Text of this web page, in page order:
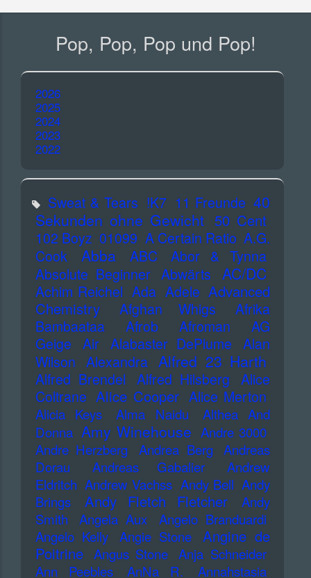
Pop, Pop, Pop und Pop!
2026
2025
2024
2023
2022
Sweat & Tears !K7 11 Freunde 40
Sekunden ohne Gewicht 50 Cent
102 Boyz 01099 A Certain Ratio A.G.
Cook
Abba ABC
Abor & Tynna
Absolute Beginner Abwärts AC/DC
Achim Reichel Ada Adele Advanced
Chemistry
Afghan Whigs
Afrika
Bambaataa
Afrob Afroman
AG
Geige
Air Alabaster DePlume
Alan
Wilson Alexandra Alfred 23 Harth
Alfred Brendel Alfred Hilsberg
Alice
Coltrane Alice Cooper Alice Merton
Alicia Keys Alma Naidu
Althea And
Donna Amy Winehouse Andre 3000
Andre Herzberg
Andrea Berg
Andreas
Dorau
Andreas Gabalier
Andrew
Eldritch Andrew Vachss Andy Bell Andy
Brings
Andy Fletch Fletcher
Andy
Smith
Angela Aux
Angelo Branduardi
Angelo Kelly
Angie Stone
Angine de
Poitrine Angus Stone Anja Schneider
Ann Peebles
AnNa R.
Annahstasia